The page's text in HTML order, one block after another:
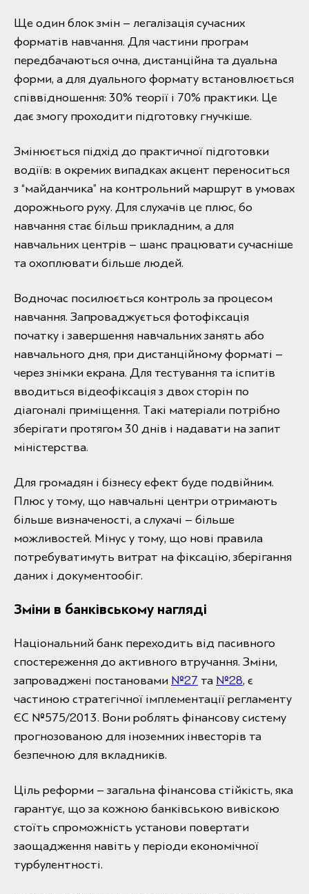
Ще один блок змін – легалізація сучасних
форматів навчання. Для частини програм
передбачаються очна, дистанційна та дуальна
форми, а для дуального формату встановлюється
співвідношення: 30% теорії і 70% практики. Це
дає змогу проходити підготовку гнучкіше.
Змінюється підхід до практичної підготовки
водіїв: в окремих випадках акцент переноситься
з “майданчика” на контрольний маршрут в умовах
дорожнього руху. Для слухачів це плюс, бо
навчання стає більш прикладним, а для
навчальних центрів – шанс працювати сучасніше
та охоплювати більше людей.
Водночас посилюється контроль за процесом
навчання. Запроваджується фотофіксація
початку і завершення навчальних занять або
навчального дня, при дистанційному форматі –
через знімки екрана. Для тестування та іспитів
вводиться відеофіксація з двох сторін по
діагоналі приміщення. Такі матеріали потрібно
зберігати протягом 30 днів і надавати на запит
міністерства.
Для громадян і бізнесу ефект буде подвійним.
Плюс у тому, що навчальні центри отримають
більше визначеності, а слухачі – більше
можливостей. Мінус у тому, що нові правила
потребуватимуть витрат на фіксацію, зберігання
даних і документообіг.
Зміни в банківському нагляді
Національний банк переходить від пасивного
спостереження до активного втручання. Зміни,
запроваджені постановами №27 та №28, є
частиною стратегічної імплементації регламенту
ЄС №575/2013. Вони роблять фінансову систему
прогнозованою для іноземних інвесторів та
безпечною для вкладників.
Ціль реформи – загальна фінансова стійкість, яка
гарантує, що за кожною банківською вивіскою
стоїть спроможність установи повертати
заощадження навіть у періоди економічної
турбулентності.